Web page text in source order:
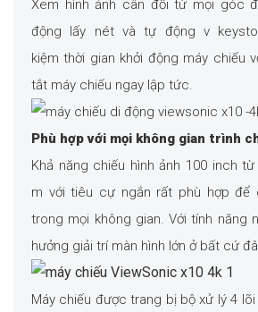
Xem hình ảnh cân đối từ mọi góc
động lấy nét và tự động v
kiệm thời gian khởi động máy chiếu
tắt máy chiếu ngay lập tức.
Phù hợp với mọi không gian trình
Khả năng chiếu hình ảnh 100 inch
m với tiêu cự ngắn rất phù hợp để
trong mọi không gian. Với tính năng
hưởng giải trí màn hình lớn ở bất cứ
Máy chiếu được trang bị bộ xử lý 4 lõi